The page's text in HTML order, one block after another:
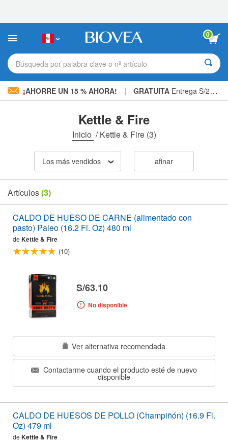
sitio
incluye
sistema
de
0
Búsqueda por palabra clave o nº artículo
¡AHORRE UN 15 % AHORA! | GRATUITA Entrega S/234.00 »
Kettle & Fire
Inicio /Kettle & Fire(3)
Los más vendidos afinar
Artículos(3)
CALDO DE HUESO DE CARNE (alimentado con
pasto) Paleo (16.2 Fl. Oz) 480 ml
de Kettle & Fire
(10)
S/63.10
No disponible
Ver alternativa recomendada
Contactarme cuando el producto esté de nuevo
disponible
CALDO DE HUESOS DE POLLO (Champiñón) (16.9 Fl.
Oz) 479 ml
de Kettle & Fire